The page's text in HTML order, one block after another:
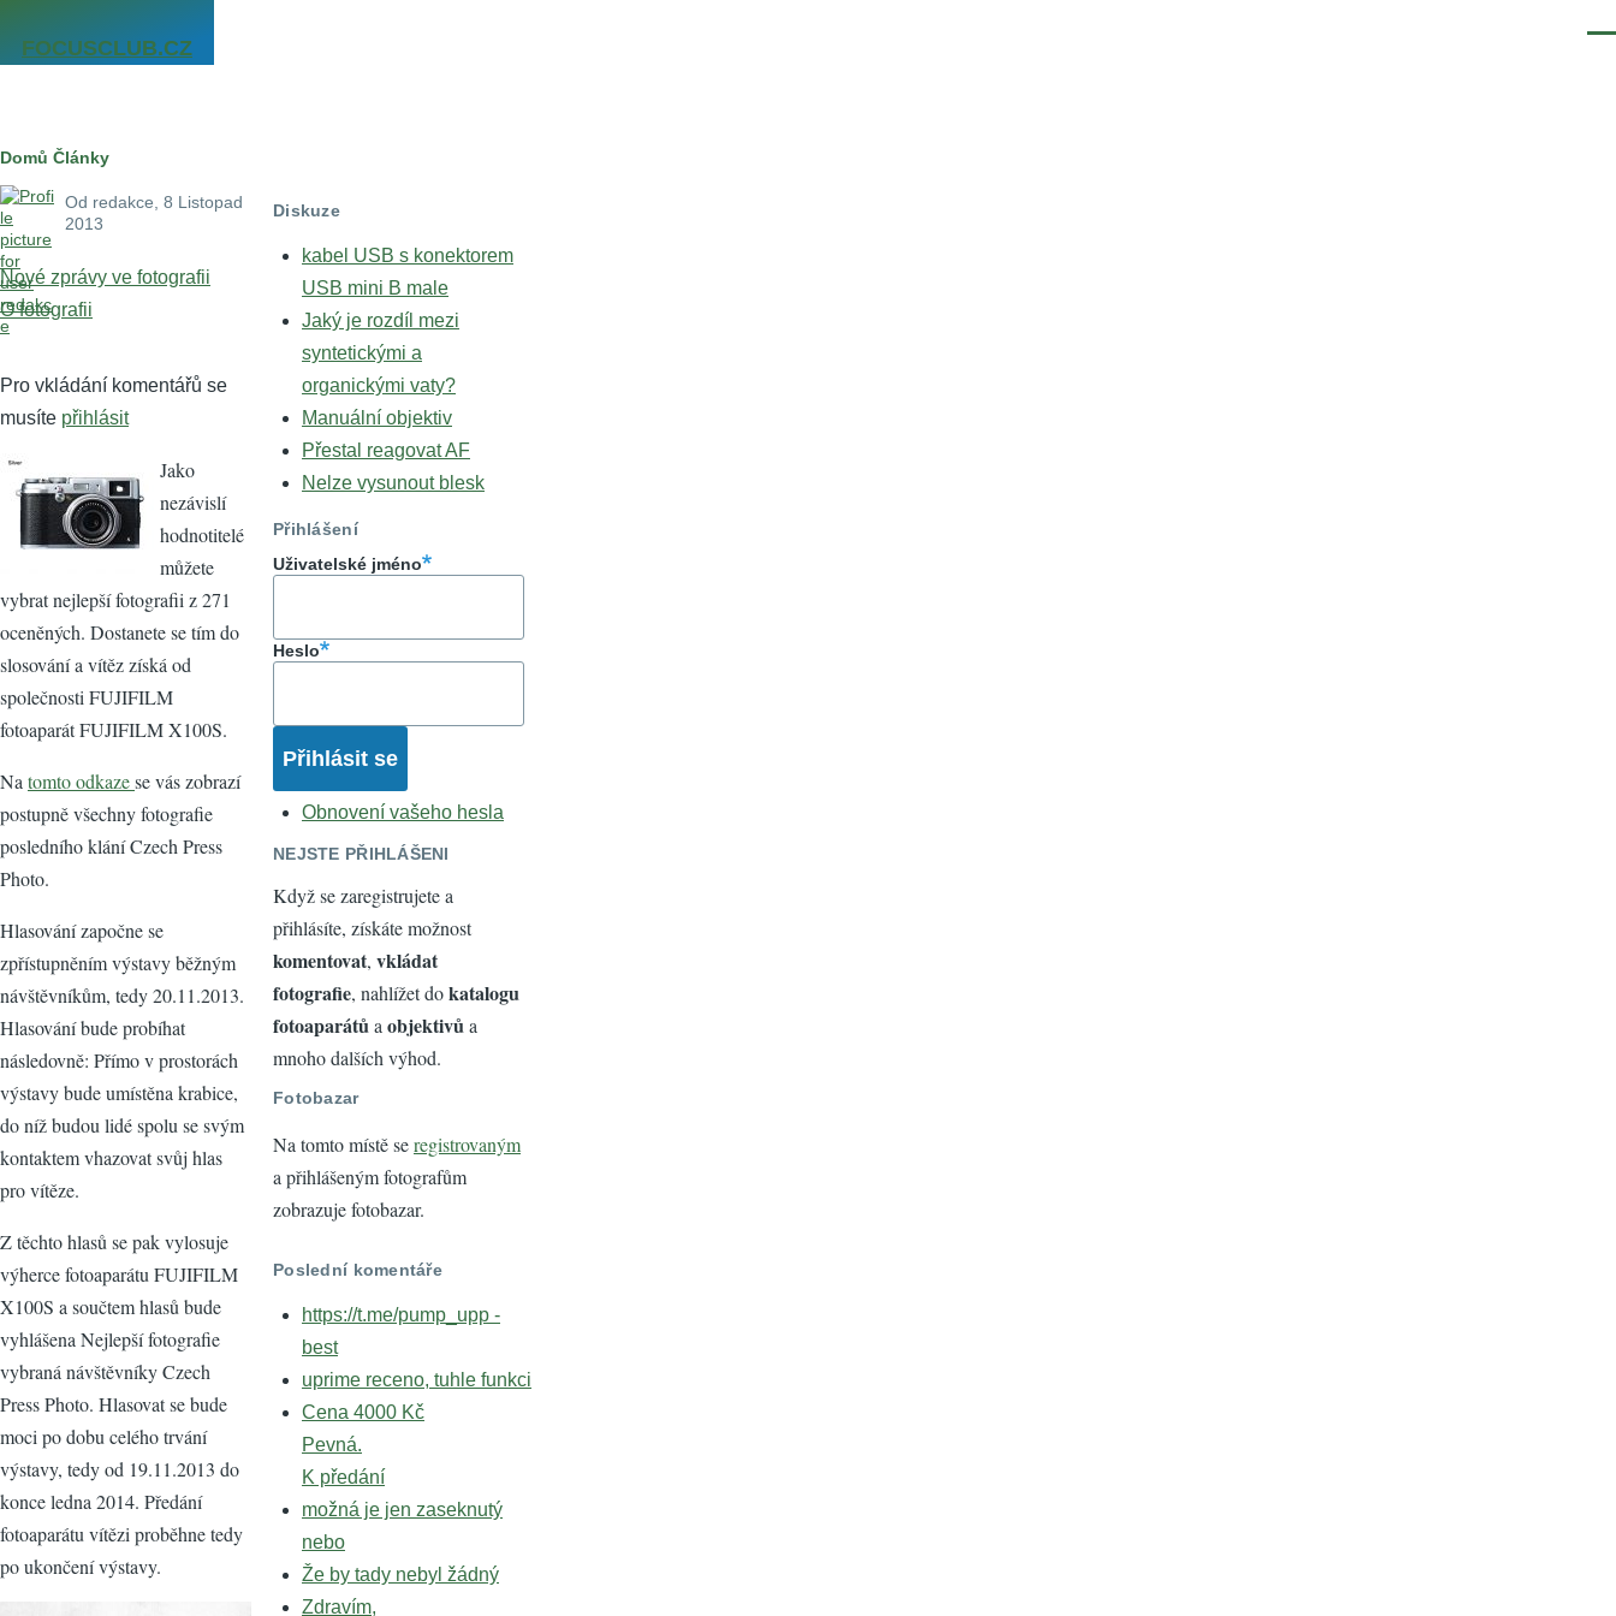
FOCUSCLUB.CZ
Drobečková
navigace
Domů Články
Od redakce , 8 Listopad
2013
Nové zprávy ve fotografii
O fotografii
Pro vkládání komentářů se
musíte přihlásit
Jako
nezávislí
hodnotitelé
můžete
vybrat nejlepší fotografii z 271
oceněných. Dostanete se tím do
slosování a vítěz získá od
společnosti FUJIFILM
fotoaparát FUJIFILM X100S.
Na tomto odkazese vás zobrazí
postupně všechny fotografie
posledního klání Czech Press
Photo.
Hlasování započne se
zpřístupněním výstavy běžným
návštěvníkům, tedy 20.11.2013.
Hlasování bude probíhat
následovně: Přímo v prostorách
výstavy bude umístěna krabice,
do níž budou lidé spolu se svým
kontaktem vhazovat svůj hlas
pro vítěze.
Z těchto hlasů se pak vylosuje
výherce fotoaparátu FUJIFILM
X100S a součtem hlasů bude
vyhlášena Nejlepší fotografie
vybraná návštěvníky Czech
Press Photo. Hlasovat se bude
moci po dobu celého trvání
výstavy, tedy od 19.11.2013 do
konce ledna 2014. Předání
fotoaparátu vítězi proběhne tedy
po ukončení výstavy.
Diskuze
kabel USB s konektorem
USB mini B male
Jaký je rozdíl mezi
syntetickými a
organickými vaty?
Manuální objektiv
Přestal reagovat AF
Nelze vysunout blesk
Přihlášení
Uživatelské jméno
Heslo
Obnovení vašeho hesla
NEJSTE PŘIHLÁŠENI
Když se zaregistrujete a
přihlásíte, získáte možnost
komentovat, vkládat
fotografie, nahlížet dokatalogu
fotoaparátůa objektivůa
mnoho dalších výhod.
Fotobazar
Na tomto místě seregistrovaným
a přihlášeným fotografům
zobrazuje fotobazar.
Poslední komentáře
https://t.me/pump_upp -
best
uprime receno, tuhle funkci
Cena 4000 Kč
Pevná.
K předání
možná je jen zaseknutý
nebo
Že by tady nebyl žádný
Zdravím,